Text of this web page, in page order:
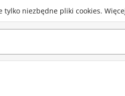
tylko niezbędne pliki cookies.